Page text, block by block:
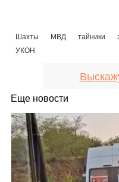
Шахты МВД тайники
УКОН
Еще новости